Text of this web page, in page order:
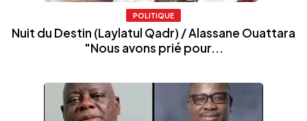
POLITIQUE
Nuit du Destin (Laylatul Qadr) / Alassane Ouattara
"Nous avons prié pour...